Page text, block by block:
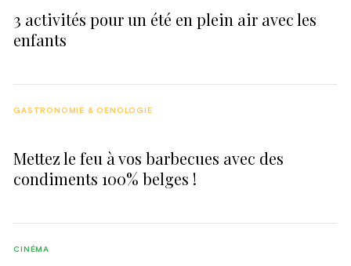
3 activités pour un été en plein air avec les
enfants
Mettez le feu à vos barbecues avec des
condiments 100% belges !
GASTRONOMIE & OENOLOGIE
CINÉMA